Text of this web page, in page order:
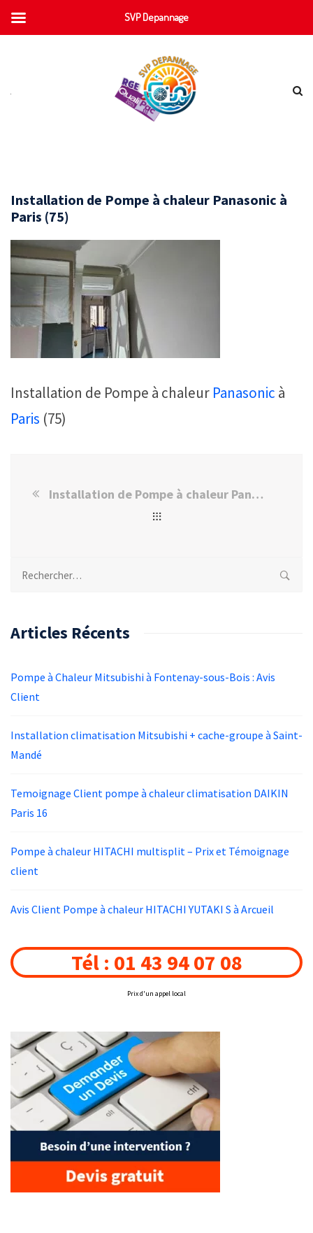
Installation de Pompe à chaleur Panasonic à
Paris (75)
Installation de Pompe à chaleur Panasonic à
Paris (75)
Installation de Pompe à chaleur Panasonic à Paris
Rechercher :
Articles Récents
Pompe à Chaleur Mitsubishi à Fontenay-sous-Bois : Avis
Client
Installation climatisation Mitsubishi + cache-groupe à Saint-
Mandé
Temoignage Client pompe à chaleur climatisation DAIKIN
Paris 16
Pompe à chaleur HITACHI multisplit – Prix et Témoignage
client
Avis Client Pompe à chaleur HITACHI YUTAKI S à Arcueil
Tél : 01 43 94 07 08
Prix d'un appel local
SVP Depannage